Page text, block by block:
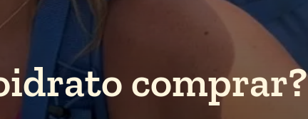
comprar?